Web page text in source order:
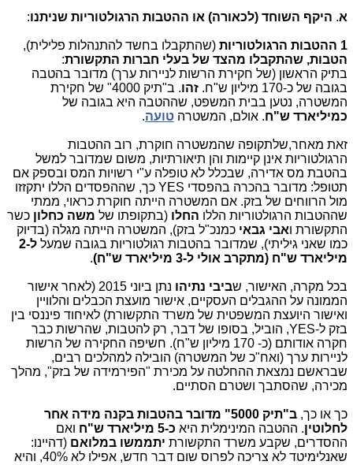
א. היקף השוחד (לכאורה) או ההטבות הרגולטוריות שניתנו:
1 ההטבות הרגולטוריות
(שהתקבלו בחשד להתנהלות פלילית),
הטבות, שהתקבלו מהצד של בעלי חברות התקשורת:
בתיק הראשון (של חקירת הרשות לניירות ערך) מדובר בהטבה
בגובה של כ-170 מיליון ש"ח.
זהו
. ב"תיק 4000" של חקירת
המשטרה, נטען בבית המשפט, שההטבה היא בגובה של
כמיליארד ש"ח. אולם, המשטרה טועה.
זאת מאחר,שלתקופה שהמשטרה חוקרת, רוב ההטבות
הרגולטוריות אינן קיימות והן תיאורתיות, משום שמדובר למשל
בהטבת מס אדירה, שבכלל לא טופלה ע"י רשויות המס ובספק אם
תטופל: מדובר בהכרה בהפסדי YES כך, שההפסדים הללו יתקזזו
מול הרווחים של בזק. אם המשטרה הייתה חוקרת כראוי, ממתי
שההטבות הרגולטוריות הללו החלו (בתקופתו של משה כחלון כשר
התקשורת ואבי גבאי כמנכ"ל בזק), המשטרה הייתה מגלה (בדיוק
כמו שאני גיליתי), שמדובר בהטבות רגולטוריות בגובה שמעל
ל-2
מיליארד ש"ח (מתקרב אולי ל-3 מיליארד ש"ח)
.
בכל מקרה, האישור, שביבי נתיהו
נתן ביוני 2015 (לאחר אישור
הממונה על ההגבלים העסקיים, אישור מועצת הכבלים והלוויין
ואישור היועצת המשפטית של משרד התקשורת) לאיחוד פיננסי בין
בזק ל-YES, הוביל, בסופו של דבר, רק להטבות, שהרשות כבר
חקרה אודותם (כ- 170 מיליון ש"ח). חשיפה החקירה של הרשות
לניירות ערך (ואח"כ של המשטרה) הובילה למהלכים רבים,
שבראשם נמצאת ההחלטה על מכירת "הפירמידה של בזק", מהלך
מכירה, שהסתבך ושטרם הסתיים.
כך או כך,
ב"תיק 5000" מדובר בהטבות בקנה מידה אחר
לחלוטין. ההטבה המינימלית היא כ-5 מיליארד ש"ח
ואם
ההסדרים, שקבע משרד התקשורת יתממשו במלואם (דהיינו:
שאנלימיטד לא צריכה לפרוס שום דבר חדש, אפילו לא 40%, והיא